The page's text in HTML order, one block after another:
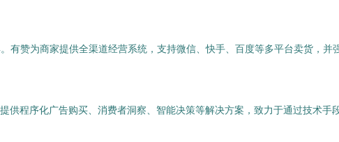
有赞为商家提供全渠道经营系统，支持微信、快手、百度等多平台卖货，
程序化广告购买、消费者洞察、智能决策等解决方案，致力于通过技术手